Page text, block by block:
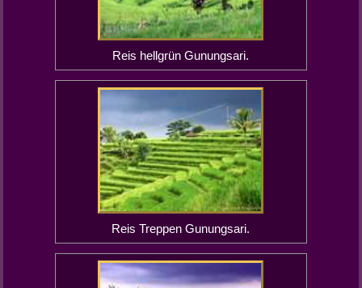
Reis hellgrün Gunungsari.
Reis Treppen Gunungsari.